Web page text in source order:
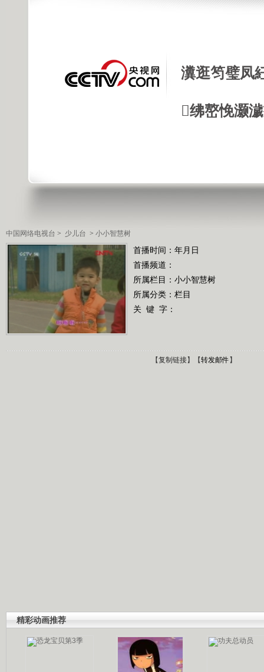
瀵逛笉璧凤
绋嶅悗灏
中国网络电视台 > 少儿台 > 小小智慧树
首播时间：年月日
首播频道：
所属栏目： 小小智慧树
所属分类：栏目
关 键 字：
【复制链接】【转发邮件】
精彩动画推荐